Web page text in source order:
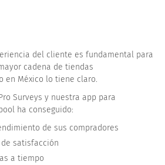
del cliente es fundamental para
cadena de tiendas
en México lo tiene claro.
Surveys y nuestra app para
ha conseguido:
de sus compradores
satisfacción
a tiempo